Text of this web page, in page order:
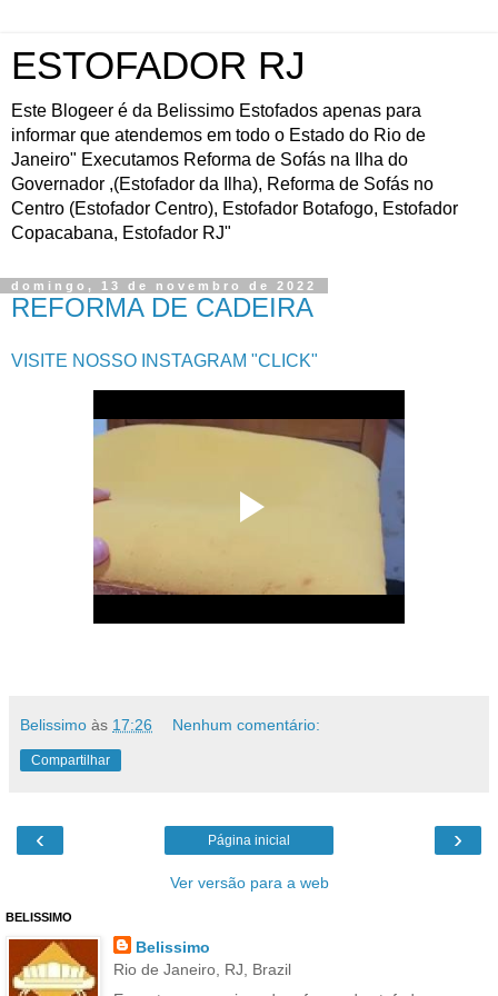
ESTOFADOR RJ
Este Blogeer é da Belissimo Estofados apenas para
informar que atendemos em todo o Estado do Rio de
Janeiro" Executamos Reforma de Sofás na Ilha do
Governador ,(Estofador da Ilha), Reforma de Sofás no
Centro (Estofador Centro), Estofador Botafogo, Estofador
Copacabana, Estofador RJ"
domingo, 13 de novembro de 2022
REFORMA DE CADEIRA
VISITE NOSSO INSTAGRAM "CLICK"
Belissimo às 17:26 Nenhum comentário:
Compartilhar
‹ ›
Página inicial
Ver versão para a web
BELISSIMO
Belissimo
Rio de Janeiro, RJ, Brazil